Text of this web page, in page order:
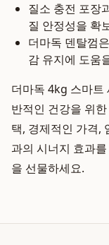
질소 충전 포장
질 안정성을 확
더마독 덴탈껌
감 유지에 도움
더마독 4kg 스마트
반적인 건강을 위
택, 경제적인 가격,
과의 시너지 효과
을 선물하세요.